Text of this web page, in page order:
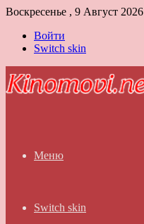
Воскресенье , 9 Август 2026
Войти
Switch skin
Меню
Switch skin